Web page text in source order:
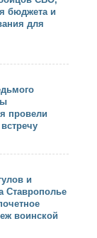
бюджета и
для
провели
и
Ставрополье
воинской